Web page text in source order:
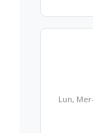
Lun,